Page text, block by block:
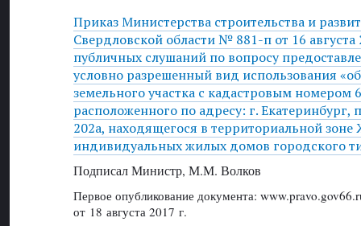
Приказ Министерства строительства и
Свердловской области № 881-п от 16 августа
публичных слушаний по вопросу
условно разрешенный вид использования
земельного участка с кадастровым номером
расположенного по адресу: г. Екатеринбург,
202а, находящегося в территориальной зоне
индивидуальных жилых домов городского
Подписал Министр, М.М. Волков
Первое опубликование документа:
от 18 августа 2017 г.